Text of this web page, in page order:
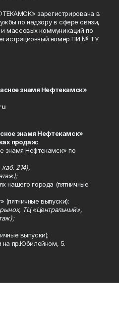
зарегистрирована в
по надзору в сфере связи,
массовых коммуникаций по
номер ПИ № ТУ
знамя Нефтекамск»
знамя Нефтекамск»
продаж:
знамя Нефтекамск» по
214),
нашего города (пятничные
(пятничные выпуски):
ТЦ «Центральный»,
выпуски);
на пр.Юбилейном, 5.